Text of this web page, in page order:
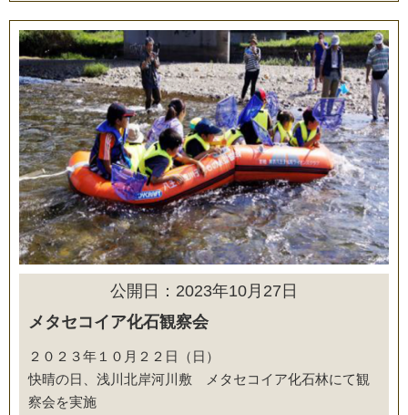
公開日：2023年10月27日
メタセコイア化石観察会
２０２３年１０月２２日（日）
快晴の日、浅川北岸河川敷 メタセコイア化石林にて観
察会を実施